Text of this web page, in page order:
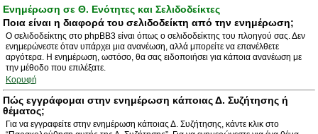
Ενημέρωση σε Θ. Ενότητες και Σελιδοδείκτες
Ποια είναι η διαφορά του σελιδοδείκτη από την ενημέρωση;
Ο σελιδοδείκτης στο phpBB3 είναι όπως ο σελιδοδείκτης του πλοηγού σας. Δεν
ενημερώνεστε όταν υπάρχει μια ανανέωση, αλλά μπορείτε να επανέλθετε
αργότερα. Η ενημέρωση, ωστόσο, θα σας ειδοποιήσει για κάποια ανανέωση με
την μέθοδο που επιλέξατε.
Κορυφή
Πώς εγγράφομαι στην ενημέρωση κάποιας Δ. Συζήτησης ή
θέματος;
Για να εγγραφείτε στην ενημέρωση κάποιας Δ. Συζήτησης, κάντε κλικ στο